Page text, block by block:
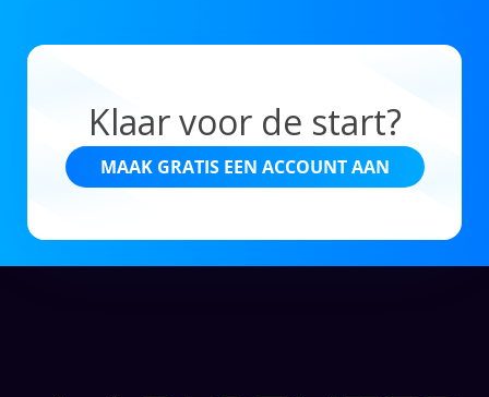
Klaar voor de start?
MAAK GRATIS EEN ACCOUNT AAN